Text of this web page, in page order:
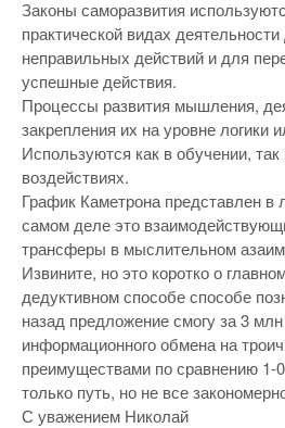
Законы саморазвития
практической видах
неправильных действий и для
успешные действия.
Процессы развития мышления,
закрепления их на уровне логики
Используются как в обучении,
воздействиях.
График Каметрона представлен в
самом деле это
трансферы в мыслительном
Извините, но это коротко о
дедуктивном способе способе
назад предложение смогу за 3
информационного обмена на
преимуществами по сравнению 1-
только путь, но не все
С уважением Николай